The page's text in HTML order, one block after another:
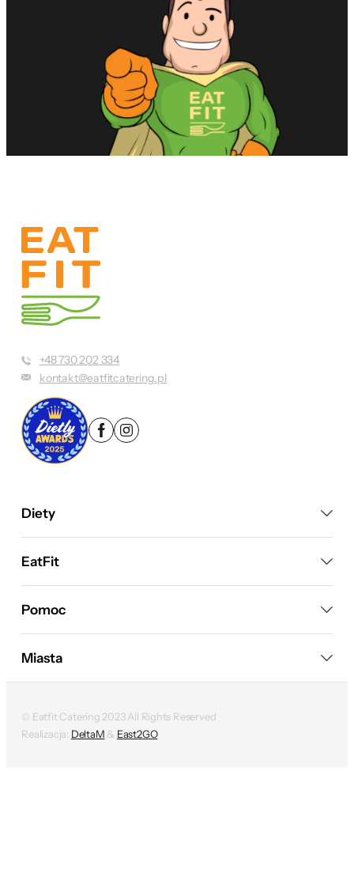
+48 730 202 334
kontakt@eatfitcatering.pl
Diety
EatFit
Pomoc
© Eatfit Catering 2023 All Rights Reserved
Realizacja: DeltaM & East2GO
Miasta